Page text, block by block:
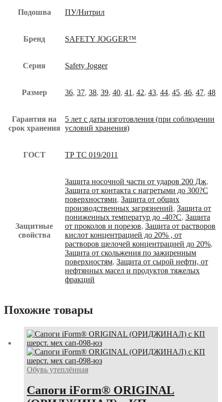
Подошва ПУ/Нитрил
Бренд SAFETY JOGGER™
Серия Safety Jogger
Размер 36, 37, 38, 39, 40, 41 , 42, 43, 44, 45, 46, 47, 48
Гарантия на
срок хранения
5 лет с даты изготовления (при соблюдении
условий хранения)
ГОСТ ТР ТС 019/2011
Защитные
свойства
Защита носочной части от ударов 200 Дж,
Защита от контакта с нагретыми до 300?С
поверхностями, Защита от общих
производственных загрязнений, Защита от
пониженных температур до -40?С, Защита
от проколов и порезов, Защита от растворов
кислот концентрацией до 20% , от
растворов щелочей концентрацией до 20%,
Защита от скольжения по зажиренным
поверхностям, Защита от сырой нефти, от
нефтянных масел и продуктов тяжелых
фракций
Похожие товары
Обувь утеплённая
Сапоги iForm® ORIGINAL